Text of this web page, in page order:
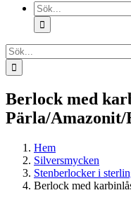
Sök
efter:
Sök
efter:
Berlock med
Pärla/Amazonit/
Hem
Silversmycken
Stenberlocker i
Berlock med